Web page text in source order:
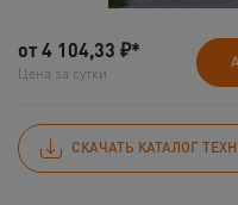
от4 104,33 ₽*
Цена за сутки
СКАЧАТЬ КАТАЛОГ